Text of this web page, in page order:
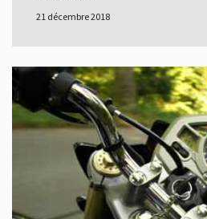
21 décembre 2018